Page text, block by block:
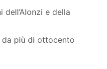
dell’Alonzi e della
da più di ottocento